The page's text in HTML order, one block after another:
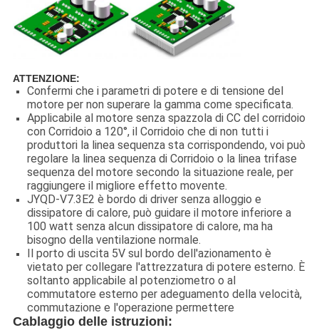
ATTENZIONE:
Confermi che i parametri di potere e di tensione del
motore per non superare la gamma come specificata.
Applicabile al motore senza spazzola di CC del corridoio
con Corridoio a 120°, il Corridoio che di non tutti i
produttori la linea sequenza sta corrispondendo, voi può
regolare la linea sequenza di Corridoio o la linea trifase
sequenza del motore secondo la situazione reale, per
raggiungere il migliore effetto movente.
JYQD-V7.3E2 è bordo di driver senza alloggio e
dissipatore di calore, può guidare il motore inferiore a
100 watt senza alcun dissipatore di calore, ma ha
bisogno della ventilazione normale.
Il porto di uscita 5V sul bordo dell'azionamento è
vietato per collegare l'attrezzatura di potere esterno. È
soltanto applicabile al potenziometro o al
commutatore esterno per adeguamento della velocità,
commutazione e l'operazione permettere
Cablaggio delle istruzioni: